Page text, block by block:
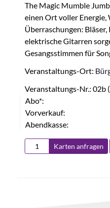
The Magic Mumble
einen Ort voller Energie,
Überraschungen:
elektrische Gitarren
Gesangsstimmen für
Veranstaltungs-Ort:
Veranstaltungs-Nr.: 02b
Abo*:
Vorverkauf:
Abendkasse:
Karten anfragen